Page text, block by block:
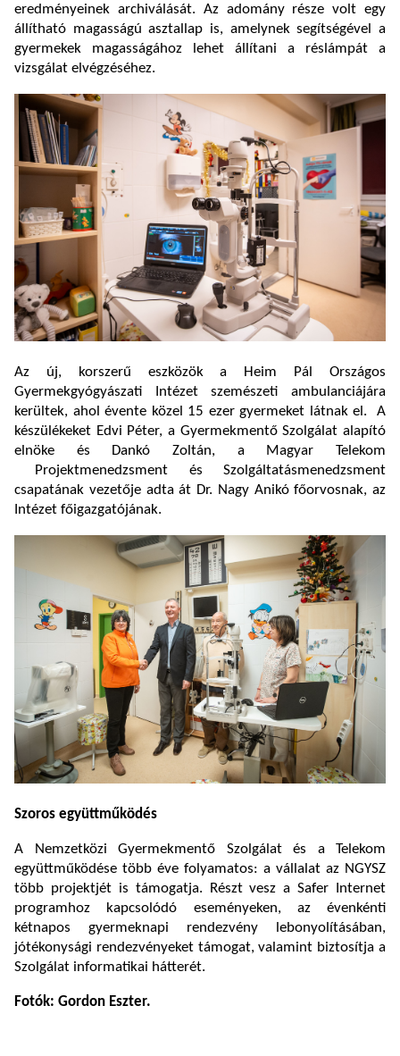
eredményeinek archiválását. Az adomány része volt egy
állítható magasságú asztallap is, amelynek segítségével a
gyermekek magasságához lehet állítani a réslámpát a
vizsgálat elvégzéséhez.
Az új, korszerű eszközök a Heim Pál Országos
Gyermekgyógyászati Intézet szemészeti ambulanciájára
kerültek, ahol évente közel 15 ezer gyermeket látnak el. A
készülékeket Edvi Péter, a Gyermekmentő Szolgálat alapító
elnöke és Dankó Zoltán, a Magyar Telekom
Projektmenedzsment és Szolgáltatásmenedzsment
csapatának vezetője adta át Dr. Nagy Anikó főorvosnak, az
Intézet főigazgatójának.
Szoros együttműködés
A Nemzetközi Gyermekmentő Szolgálat és a Telekom
együttműködése több éve folyamatos: a vállalat az NGYSZ
több projektjét is támogatja. Részt vesz a Safer Internet
programhoz kapcsolódó eseményeken, az évenkénti
kétnapos gyermeknapi rendezvény lebonyolításában,
jótékonysági rendezvényeket támogat, valamint biztosítja a
Szolgálat informatikai hátterét.
Fotók: Gordon Eszter.